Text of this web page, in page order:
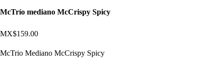
McTrío mediano McCrispy Spicy
MX$159.00
McTrio Mediano McCrispy Spicy